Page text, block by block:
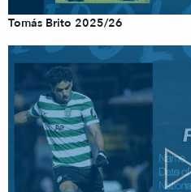
Tomás Brito 2025/26